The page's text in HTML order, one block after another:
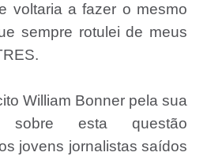
voltaria a fazer o mesmo
sempre rotulei de meus
William Bonner pela sua
sobre esta questão
jovens jornalistas saídos